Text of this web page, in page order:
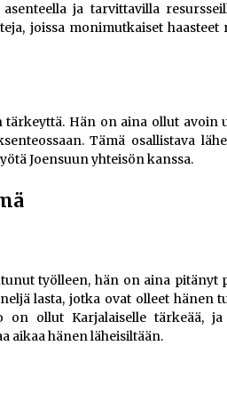
ja tarvittavilla
joissa monimutkaiset
Hän on aina ollut avoin
Tämä osallistava
Joensuun yhteisön kanssa.
työlleen, hän on aina pitänyt
lasta, jotka ovat olleet hänen
on ollut Karjalaiselle tärkeää,
aikaa hänen läheisiltään.